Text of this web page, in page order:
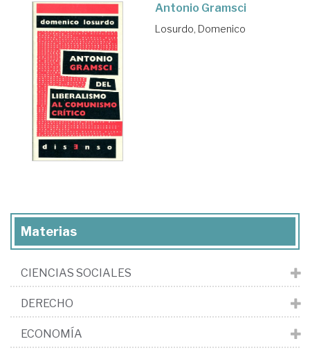
Antonio Gramsci
Losurdo, Domenico
Materias
CIENCIAS SOCIALES
DERECHO
ECONOMÍA